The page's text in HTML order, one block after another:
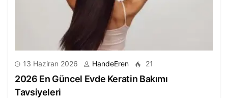
13 Haziran 2026 HandeEren 21
2026 En Güncel Evde Keratin Bakımı
Tavsiyeleri